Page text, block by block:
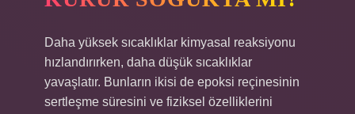
Daha yüksek sıcaklıklar kimyasal reaksiyonu
hızlandırırken, daha düşük sıcaklıklar
yavaşlatır. Bunların ikisi de epoksi reçinesinin
sertleşme süresini ve fiziksel özelliklerini